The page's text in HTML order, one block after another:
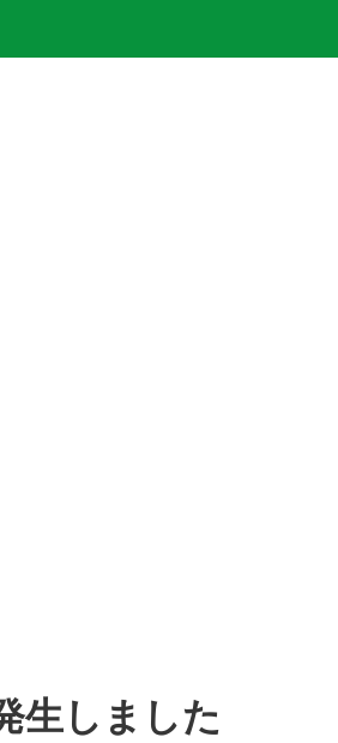
生しました